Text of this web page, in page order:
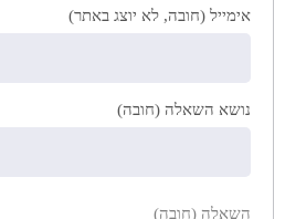
אימייל (חובה, לא יוצג באתר)
נושא השאלה (חובה)
השאלה (חובה)